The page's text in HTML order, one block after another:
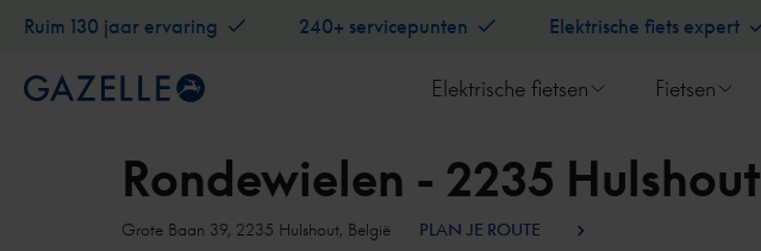
Ruim 130 jaar ervaring 240+ servicepunten Elektrische fiets expert
Elektrische fietsen Fietsen
Rondewielen - 2235 Hulshout
Grote Baan 39, 2235 Hulshout, België PLAN JE ROUTE